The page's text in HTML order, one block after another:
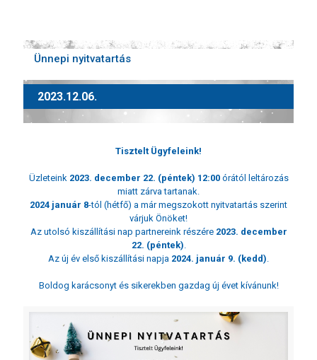
Ünnepi nyitvatartás
2023.12.06.
Tisztelt Ügyfeleink!
Üzleteink 2023. december 22. (péntek) 12:00órától leltározás
miatt zárva tartanak.
2024 január 8-tól (hétfő) a már megszokott nyitvatartás szerint
várjuk Önöket!
Az utolsó kiszállítási nap partnereink részére 2023. december
22. (péntek)
Az új év első kiszállítási napja 2024. január 9. (kedd)
Boldog karácsonyt és sikerekben gazdag új évet kívánunk!